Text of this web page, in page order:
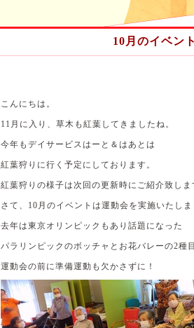
10月のイベント
こんにちは。
11月に入り、草木も紅葉してきましたね。
今年もデイサービスはーと＆はあとは
紅葉狩りに行く予定にしております。
紅葉狩りの様子は次回の更新時にご紹介致しま
さて、10月のイベントは運動会を実施いたしま
去年は東京オリンピックもあり話題になった
パラリンピックのボッチャとお花バレーの2種
運動会の前に準備運動も欠かさずに！